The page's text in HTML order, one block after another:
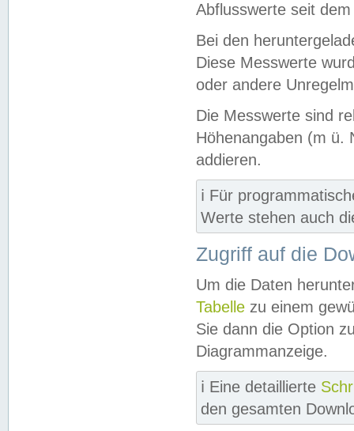
Abflusswerte seit
Bei den
Diese Messwerte
oder andere
Die Messwerte sind
Höhenangaben (m ü.
addieren.
ℹ️ Für
Werte stehen auch
Zugriff auf die
Um die Daten
Tabelle zu einem
Sie dann die Option
Diagrammanzeige.
ℹ️ Eine detaillierte
den gesamten